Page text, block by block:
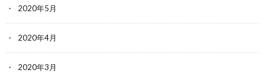
2020年5月
2020年4月
2020年3月